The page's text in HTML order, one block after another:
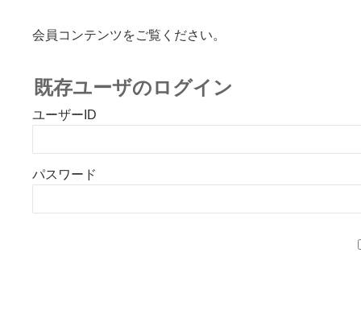
会員コンテンツをご覧ください。
既存ユーザのログイン
ユーザーID
パスワード